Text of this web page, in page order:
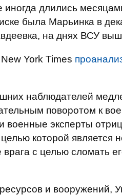
иногда длились
была Марьинка в
на днях ВСУ
York Times
наблюдателей
поворотом к
военные эксперты
которой является
с целью сломать
и вооружений,